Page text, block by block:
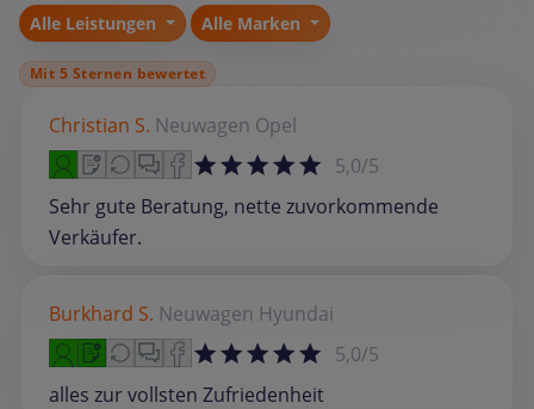
Alle Leistungen Alle Marken
Mit 5 Sternen bewertet
Christian S. Neuwagen Opel
5,0/5
Sehr gute Beratung, nette zuvorkommende
Verkäufer.
Burkhard S. Neuwagen Hyundai
5,0/5
alles zur vollsten Zufriedenheit